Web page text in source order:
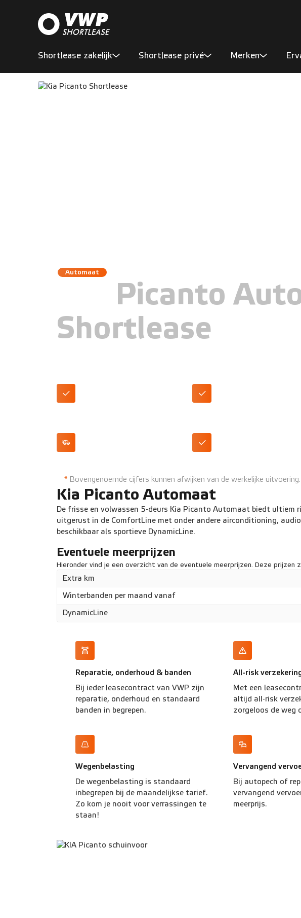
Shortlease zakelijk Shortlease privé Merken
Automaat
Picanto
Shortlease
*Bovengenoemde cijfers kunnen afwijken van de werkelijke uitvoering.
Kia Picanto Automaat
De frisse en volwassen 5-deurs Kia Picanto Automaat biedt ultiem
uitgerust in de ComfortLine met onder andere airconditioning,
beschikbaar als sportieve DynamicLine.
Eventuele meerprijzen
Hieronder vind je een overzicht van de eventuele meerprijzen. Deze prijzen
Extra km
Winterbanden per maand vanaf
DynamicLine
Reparatie, onderhoud & banden
Bij ieder leasecontract van VWP zijn
reparatie, onderhoud en standaard
banden in begrepen.
All-risk
Met een
altijd all-risk
zorgeloos de weg
Wegenbelasting
De wegenbelasting is standaard
inbegrepen bij de maandelijkse tarief.
Zo kom je nooit voor verrassingen te
staan!
Vervangend
Bij autopech of
vervangend
meerprijs.